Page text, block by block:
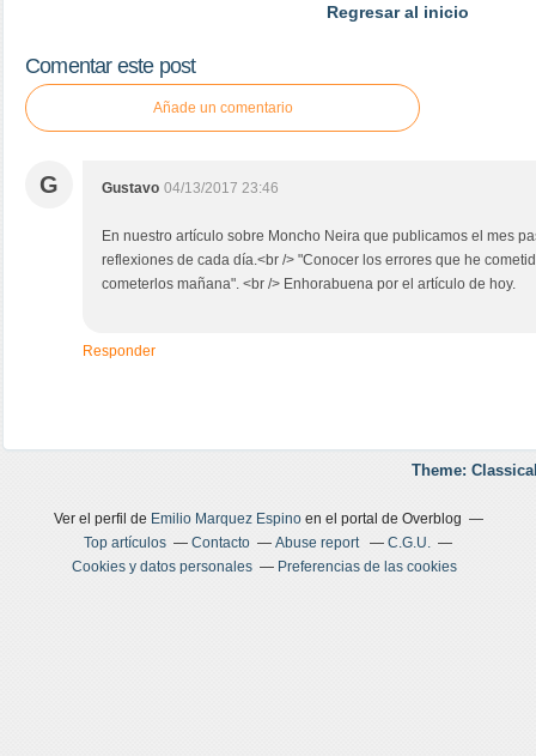
Regresar al inicio
Comentar este post
Añade un comentario
G Gustavo 04/13/2017 23:46
En nuestro artículo sobre Moncho Neira que publicamos el mes
reflexiones de cada día.<br /> "Conocer los errores que he
cometerlos mañana". <br /> Enhorabuena por el artículo de hoy.
Responder
Theme:
Ver el perfil de Emilio Marquez Espinoen el portal de Overblog
Top artículos
Contacto Abuse report
C.G.U.
Cookies y datos personales
Preferencias de las cookies